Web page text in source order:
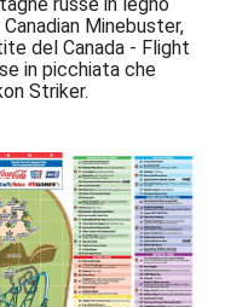
Minebuster,
del Canada - Flight
in picchiata che
Striker.